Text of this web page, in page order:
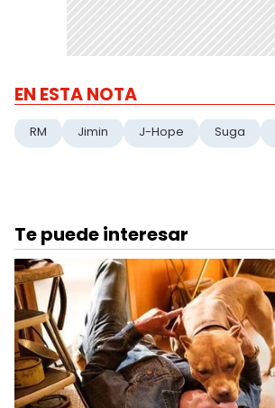
EN ESTA NOTA
RM Jimin J-Hope Suga